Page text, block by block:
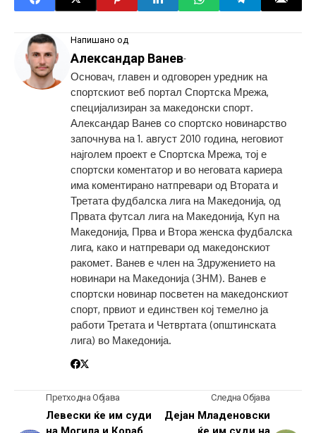
Напишано од
Александар Ванев-
Основач, главен и одговорен уредник на
спортскиот веб портал Спортска Мрежа,
специјализиран за македонски спорт.
Александар Ванев со спортско новинарство
започнува на 1. август 2010 година, неговиот
најголем проект е Спортска Мрежа, тој е
спортски коментатор и во неговата кариера
има коментирано натпревари од Втората и
Третата фудбалска лига на Македонија, од
Првата футсал лига на Македонија, Куп на
Македонија, Прва и Втора женска фудбалска
лига, како и натпревари од македонскиот
ракомет. Ванев е член на Здружението на
новинари на Македонија (ЗНМ). Ванев е
спортски новинар посветен на македонскиот
спорт, првиот и единствен кој темелно ја
работи Третата и Четвртата (општинската
лига) во Македонија.
Претходна Објава
Левески ќе им суди
Следна Објава
Дејан Младеновски